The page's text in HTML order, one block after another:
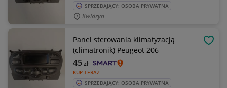
SPRZEDAJĄCY: OSOBA PRYWATNA
Kwidzyn
Panel sterowania klimatyzacją
(climatronik) Peugeot 206
KUP TERAZ
45zł
SPRZEDAJĄCY: OSOBA PRYWATNA